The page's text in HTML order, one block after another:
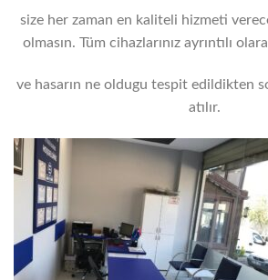
size her zaman en kaliteli hizmeti
olmasın. Tüm cihazlarınız ayrıntılı
ve hasarın ne oldugu tespit edildikten
atılır.